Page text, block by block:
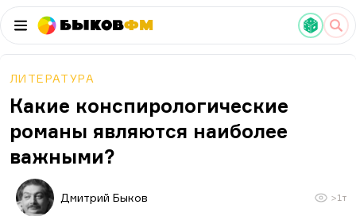
БыковФМ
ЛИТЕРАТУРА
Какие конспирологические
романы являются наиболее
важными?
Дмитрий Быков >1т